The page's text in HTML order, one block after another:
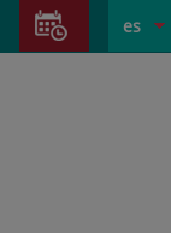
activo
es